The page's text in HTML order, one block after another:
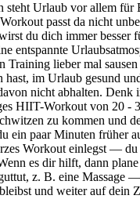
steht Urlaub vor allem für
passt da nicht
du dich immer besser
entspannte
Training lieber mal
im Urlaub gesund
nicht abhalten. Denk
HIIT-Workout von 20 -
zu kommen und
ein paar Minuten früher
Workout einlegst —
es dir hilft, dann
z. B. eine Massage
und weiter auf dein